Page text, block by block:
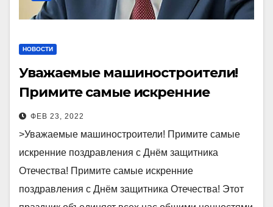
НОВОСТИ
Уважаемые машиностроители!
Примите самые искренние
поздравления с Днём защитника
Отечества!
ФЕВ 23, 2022
>Уважаемые машиностроители! Примите самые
искренние поздравления с Днём защитника
Отечества! Примите самые искренние
поздравления с Днём защитника Отечества! Этот